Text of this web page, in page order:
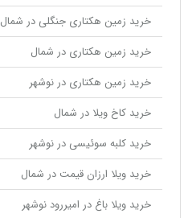
خرید زمین هکتاری جنگلی در شمال
خرید زمین هکتاری در شمال
خرید زمین هکتاری در نوشهر
خرید کاخ ویلا در شمال
خرید کلبه سوئیسی در نوشهر
خرید ویلا ارزان قیمت در شمال
خرید ویلا باغ در امیررود نوشهر